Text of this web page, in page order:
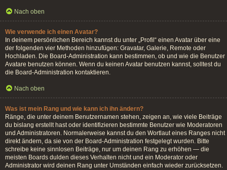
Nach oben
Wie verwende ich einen Avatar?
In deinem persönlichen Bereich kannst du unter „Profil“ einen Avatar über eine
der folgenden vier Methoden hinzufügen: Gravatar, Galerie, Remote oder
Hochladen. Die Board-Administration kann bestimmen, ob und wie die Benutzer
Avatare benutzen können. Wenn du keinen Avatar benutzen kannst, solltest du
die Board-Administration kontaktieren.
Nach oben
Was ist mein Rang und wie kann ich ihn ändern?
Ränge, die unter deinem Benutzernamen stehen, zeigen an, wie viele Beiträge
du bislang erstellt hast oder identifizieren bestimmte Benutzer wie Moderatoren
und Administratoren. Normalerweise kannst du den Wortlaut eines Ranges nicht
direkt ändern, da sie von der Board-Administration festgelegt wurden. Bitte
schreibe keine sinnlosen Beiträge, nur um deinen Rang zu erhöhen — die
meisten Boards dulden dieses Verhalten nicht und ein Moderator oder
Administrator wird deinen Rang unter Umständen einfach wieder zurücksetzen.